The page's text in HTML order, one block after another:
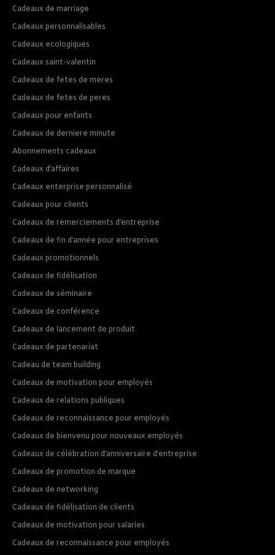
Cadeaux de marriage
Cadeaux personnalisables
Cadeaux ecologiques
Cadeaux saint-valentin
Cadeaux de fetes de meres
Cadeaux de fetes de peres
Cadeaux pour enfants
Cadeaux de derniere minute
Abonnements cadeaux
Cadeaux d’affaires
Cadeaux enterprise personnalisé
Cadeaux pour clients
Cadeaux de remerciements d’entreprise
Cadeaux de fin d’année pour entreprises
Cadeaux promotionnels
Cadeaux de fidélisation
Cadeaux de séminaire
Cadeaux de conférence
Cadeaux de lancement de produit
Cadeaux de partenariat
Cadeau de team building
Cadeaux de motivation pour employés
Cadeaux de relations publiques
Cadeaux de reconnaissance pour employés
Cadeaux de bienvenu pour nouveaux employés
Cadeaux de célébration d’anniversaire d’entreprise
Cadeaux de promotion de marque
Cadeaux de networking
Cadeaux de fidélisation de clients
Cadeaux de motivation pour salaries
Cadeaux de reconnaissance pour employés